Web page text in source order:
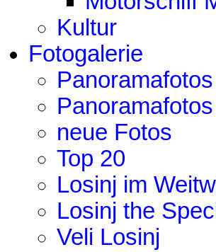
Kultur
Fotogalerie
neue Fotos
Top 20
Losinj im
Losinj the
Veli Losinj